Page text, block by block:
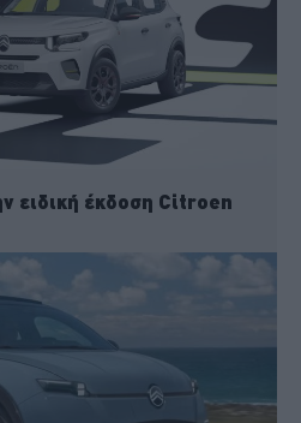
ειδική έκδοση Citroen